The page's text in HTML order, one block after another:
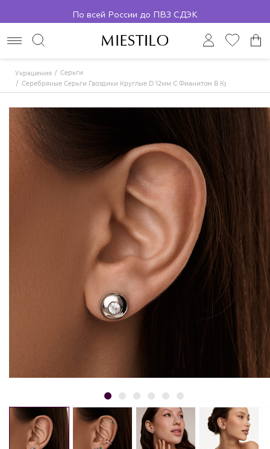
По всей России до ПВЗ СДЭК
Украшения
Серьги
Серебряные Серьги Гвоздики Круглые D 12мм С Фианитом В Круглой